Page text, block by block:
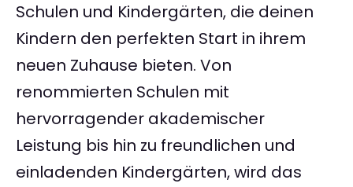
Schulen und Kindergärten, die deinen
Kindern den perfekten Start in ihrem
neuen Zuhause bieten. Von
renommierten Schulen mit
hervorragender akademischer
Leistung bis hin zu freundlichen und
einladenden Kindergärten, wird das